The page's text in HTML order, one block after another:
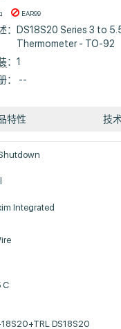
EAR99
：
DS18S20 Series 3 to
Thermometer - TO-92
：1
： --
特性 技
Integrated
C
DS18S20